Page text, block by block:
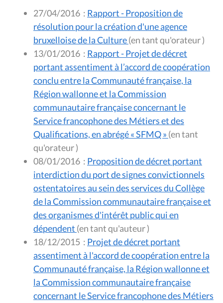
27/04/2016 : Rapport - Proposition de
résolution pour la création d'une agence
bruxelloise de la Culture
(en tant qu'orateur )
13/01/2016 : Rapport - Projet de décret
portant assentiment à l’accord de coopération
conclu entre la Communauté française, la
Région wallonne et la Commission
communautaire française concernant le
Service francophone des Métiers et des
Qualifications, en abrégé « SFMQ » (en tant
qu'orateur )
08/01/2016 : Proposition de décret portant
interdiction du port de signes convictionnels
ostentatoires au sein des services du Collège
de la Commission communautaire française et
des organismes d'intérêt public qui en
dépendent
(en tant qu'auteur )
18/12/2015 : Projet de décret portant
assentiment à l'accord de coopération entre la
Communauté française, la Région wallonne et
la Commission communautaire française
concernant le Service francophone des Métiers